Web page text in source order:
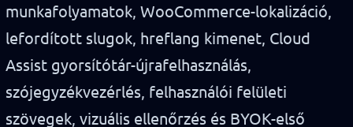
munkafolyamatok, WooCommerce-lokalizáció,
lefordított slugok, hreflang kimenet, Cloud
Assist gyorsítótár-újrafelhasználás,
szójegyzékvezérlés, felhasználói felületi
szövegek, vizuális ellenőrzés és BYOK-első